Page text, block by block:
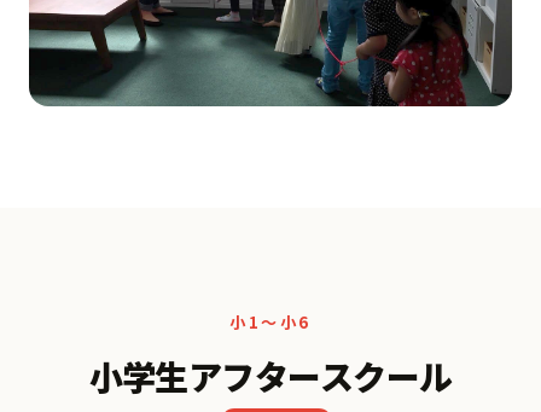
小1〜小6
小学生アフタースクール